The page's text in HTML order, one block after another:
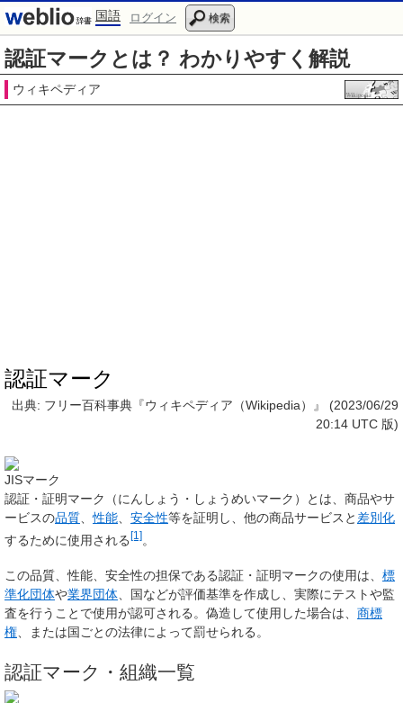
国語 ログイン 検索
認証マークとは？ わかりやすく解説
ウィキペディア
認証マーク
出典: フリー百科事典『ウィキペディア（Wikipedia）』 (2023/06/29
20:14 UTC 版)
JISマーク
認証・証明マーク
（にんしょう・しょうめいマーク）とは、商品やサ
ービスの品質 、性能 安全性等を証明し、他の商品サービスと 差別化
するために使用される[1]。
この品質、性能、安全性の担保である認証・証明マークの使用は、 標
準化団体や業界団体 、国などが評価基準を作成し、実際にテストや監
査を行うことで使用が認可される。偽造して使用した場合は、 商標
権 、または国ごとの法律によって罰せられる。
認証マーク・組織一覧